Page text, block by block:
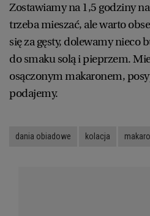
Zostawiamy na 1,5 godziny
trzeba mieszać, ale warto
się za gęsty, dolewamy nieco
do smaku solą i pieprzem.
osączonym makaronem,
podajemy.
dania obiadowe kolacja